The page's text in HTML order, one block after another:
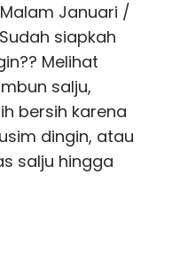
Januari /
siapkah
Melihat
salju,
bersih karena
dingin, atau
salju hingga